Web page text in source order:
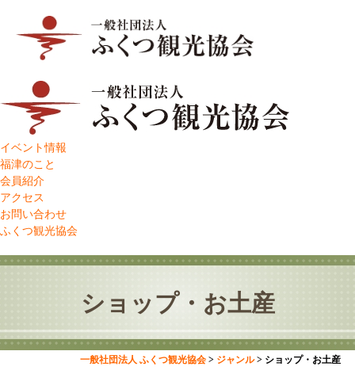
イベント情報
福津のこと
会員紹介
アクセス
お問い合わせ
ふくつ観光協会
ショップ・お土産
一般社団法人 ふくつ観光協会 > ジャンル> ショップ・お土産